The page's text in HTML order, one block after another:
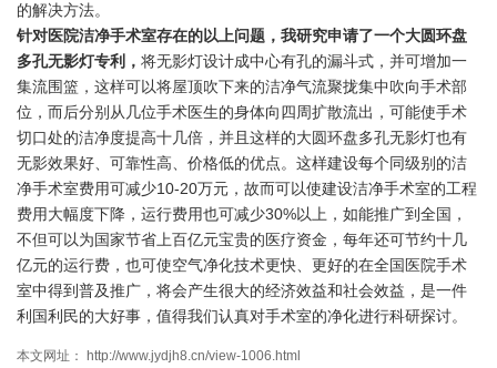
的解决方法。
针对医院洁净手术室存在的以上问题，我研究申请了一个大圆环盘
多孔无影灯专利， 将无影灯设计成中心有孔的漏斗式，并可增加一
集流围篮，这样可以将屋顶吹下来的洁净气流聚拢集中吹向手术部
位，而后分别从几位手术医生的身体向四周扩散流出，可能使手术
切口处的洁净度提高十几倍，并且这样的大圆环盘多孔无影灯也有
无影效果好、可靠性高、价格低的优点。这样建设每个同级别的洁
净手术室费用可减少10-20万元，故而可以使建设洁净手术室的工程
费用大幅度下降，运行费用也可减少30%以上，如能推广到全国，
不但可以为国家节省上百亿元宝贵的医疗资金，每年还可节约十几
亿元的运行费，也可使空气净化技术更快、更好的在全国医院手术
室中得到普及推广，将会产生很大的经济效益和社会效益，是一件
利国利民的大好事，值得我们认真对手术室的净化进行科研探讨。
本文网址： http://www.jydjh8.cn/view-1006.html